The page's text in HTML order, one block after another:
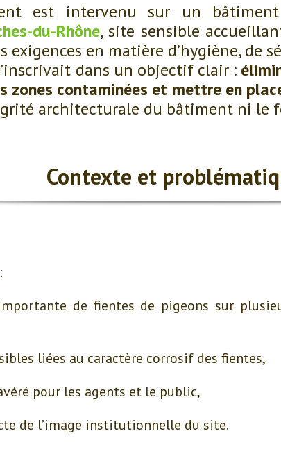
est intervenu sur un
du-Rhône, site sensible
exigences en matière d’hygiène, de
dans un objectif clair :
zones contaminées et mettre en
architecturale du bâtiment ni le
Contexte et
de fientes de pigeons sur
liées au caractère corrosif des fientes,
pour les agents et le public,
de l’image institutionnelle du site.